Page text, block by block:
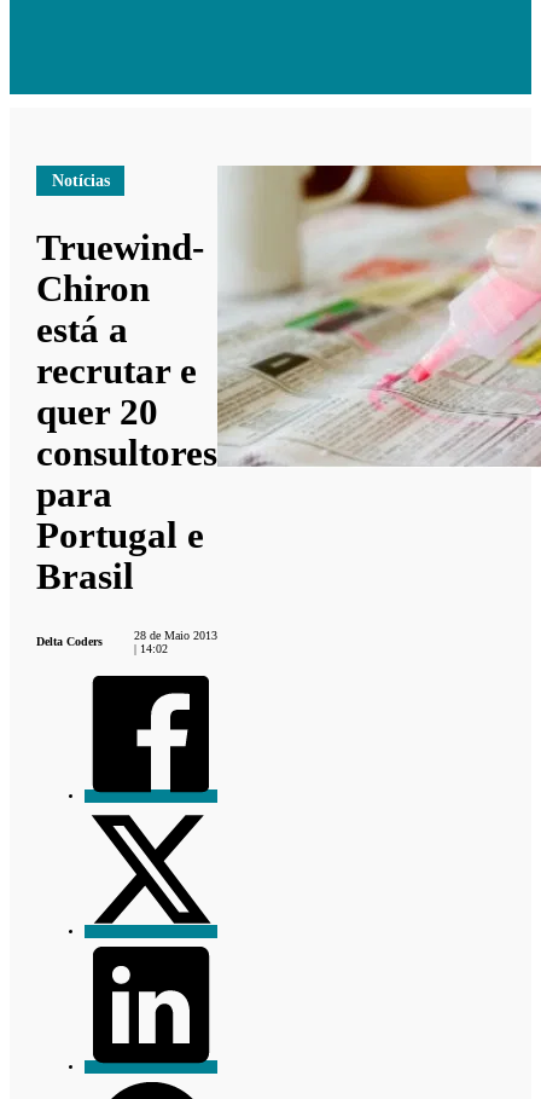
Notícias
Truewind-
Chiron
está a
recrutar e
quer 20
consultores
para
Portugal e
Brasil
Delta Coders
28 de Maio 2013
| 14:02